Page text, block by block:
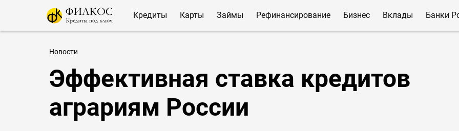
Кредиты Карты Займы Рефинансирование Бизнес Вклады Банки
Новости
Эффективная ставка кредитов
аграриям России